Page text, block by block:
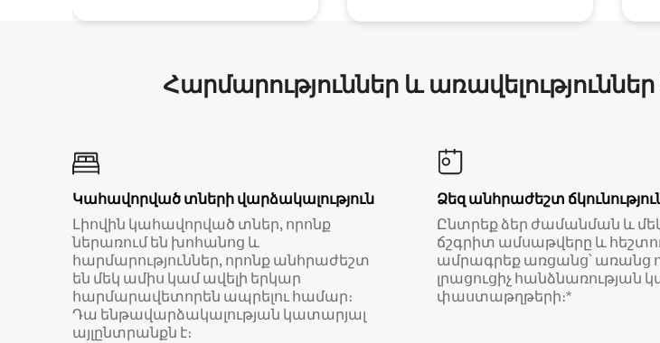
Հարմարություններ և
Կահավորված տների վարձակալություն
Լիովին կահավորված տներ, որոնք
ներառում են խոհանոց և
հարմարություններ, որոնք անհրաժեշտ
են մեկ ամիս կամ ավելի երկար
հարմարավետորեն ապրելու համար։
Դա ենթավարձակալության կատարյալ
այլընտրանքն է։
Ձեզ անհրաժեշտ
Ընտրեք ձեր ժամանման և
ճշգրիտ ամսաթվերը և
ամրագրեք առցանց՝ առանց
լրացուցիչ հանձնառության
փաստաթղթերի։*